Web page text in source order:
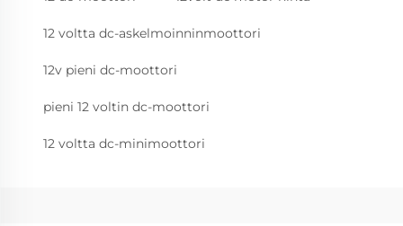
12 voltta dc-askelmoinninmoottori
12v pieni dc-moottori
pieni 12 voltin dc-moottori
12 voltta dc-minimoottori